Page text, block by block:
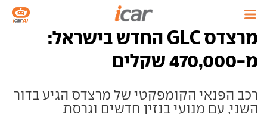
מרצדס GLC החדש בישראל:
מ-470,000 שקלים
רכב הפנאי הקומפקטי של מרצדס הגיע בדור
השני, עם מנועי בנזין חדשים וגרסת